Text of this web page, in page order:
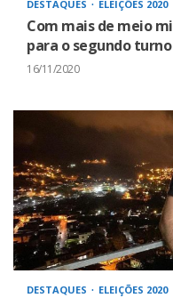
DESTAQUES ELEIÇÕES 2020
Com mais de meio
para o segundo turno
16/11/2020
DESTAQUES ELEIÇÕES 2020